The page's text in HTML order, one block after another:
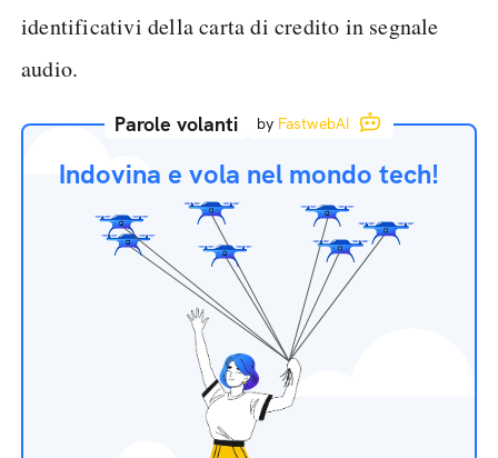
identificativi della carta di credito in segnale
audio.
Parole volanti by FastwebAI
Indovina e vola nel mondo tech!